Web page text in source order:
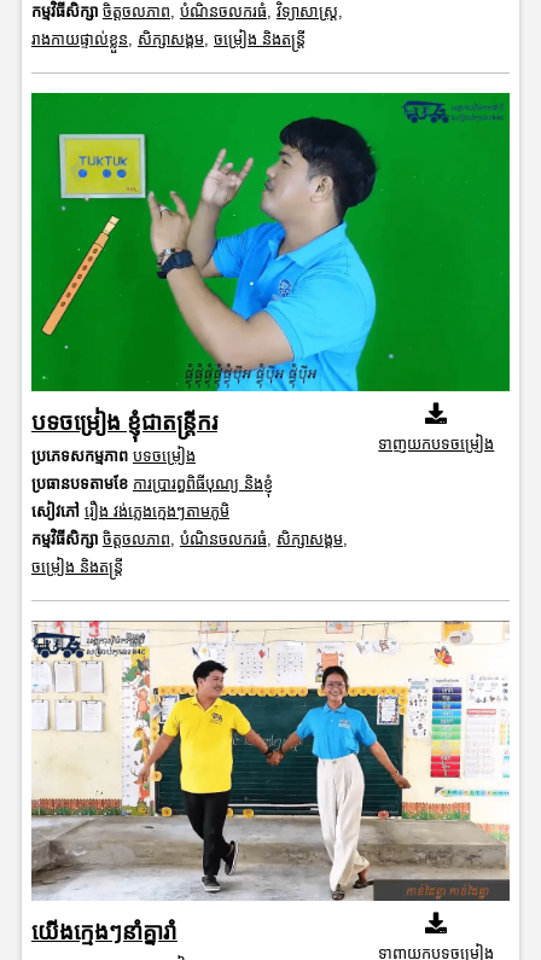
កម្មវិធីសិក្សា ចិត្តចលភាព បំណិនចលករធំ វិទ្យាសាស្រ្ត
រាងកាយផ្ទាល់ខ្លួន
សិក្សាសង្គម, ចម្រៀង និងតន្ត្រី
បទចម្រៀង​ ខ្ញុំជាតន្រ្តីករ
ប្រភេទសកម្មភាព បទចម្រៀង
ប្រធានបទតាមខែ ការប្រារព្ធពិធីបុណ្យ និងខ្ញុំ
សៀវភៅ រឿង វង់ភ្លេងក្មេងៗតាមភូមិ
កម្មវិធីសិក្សា ចិត្តចលភាព, បំណិនចលករធំ, សិក្សាសង្គម,
ចម្រៀង និងតន្ត្រី
ទាញយកបទចម្រៀង
យើងក្មេងៗនាំគ្នារាំ
ទាញយកបទចម្រៀង